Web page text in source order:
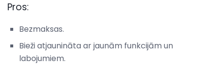
Pros:
Bezmaksas.
Bieži atjaunināta ar jaunām funkcijām un
labojumiem.